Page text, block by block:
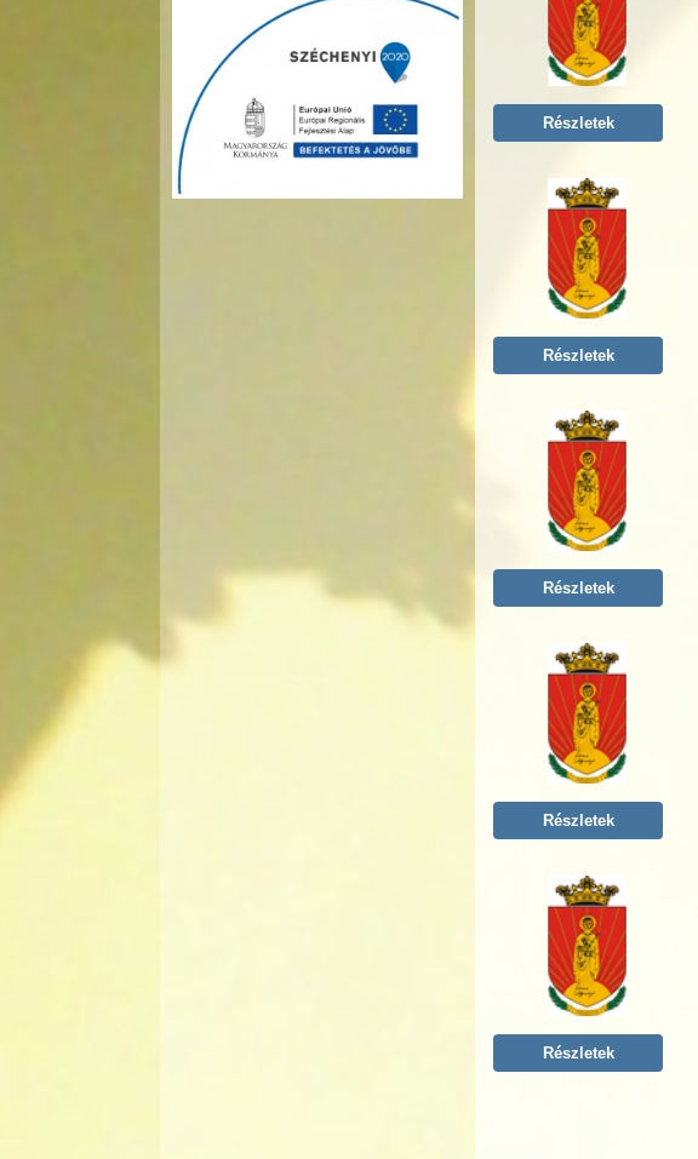
Részletek
Részletek
Részletek
Részletek
Részletek